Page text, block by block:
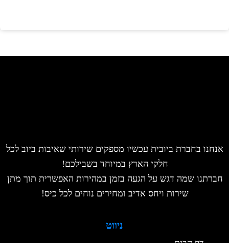
בחברת ביובית עכשיו מספקים שירותי שאיבות ביוב לכל
חלקי הארץ במיוחד בשבילכם!
שמה דגש על הגעה בזמן במהירות האפשרית תוך מתן
שירות ויחס אדיב ומחירים נוחים לכל כיס!
ניווט